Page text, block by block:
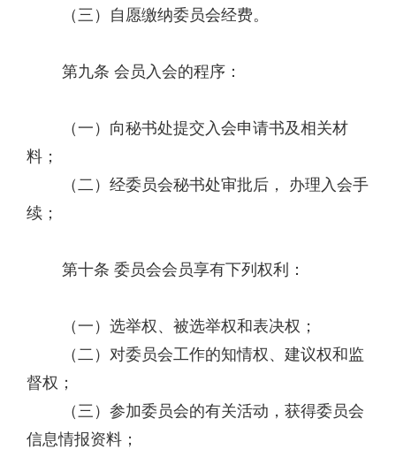
（三）自愿缴纳委员会经费。
第九条 会员入会的程序：
（一）向秘书处提交入会申请书及相关材
料；
（二）经委员会秘书处审批后， 办理入会手
续；
第十条 委员会会员享有下列权利：
（一）选举权、被选举权和表决权；
（二）对委员会工作的知情权、建议权和监
督权；
（三）参加委员会的有关活动，获得委员会
信息情报资料；